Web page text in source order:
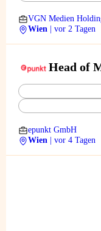
VGN Medien
Wien
| vor 2 Tagen
Head of
epunkt GmbH
Wien
| vor 4 Tagen